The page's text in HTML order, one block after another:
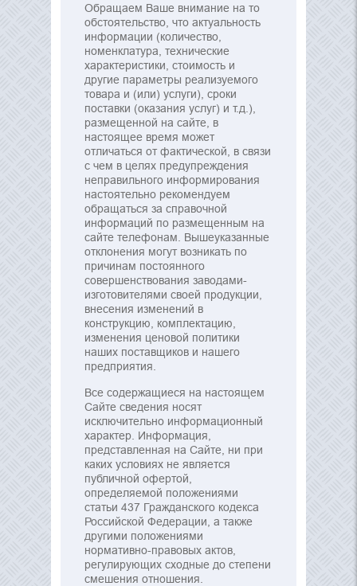
Обращаем Ваше внимание на то
обстоятельство, что актуальность
информации (количество,
номенклатура, технические
характеристики, стоимость и
другие параметры реализуемого
товара и (или) услуги), сроки
поставки (оказания услуг) и т.д.),
размещенной на сайте, в
настоящее время может
отличаться от фактической, в связи
с чем в целях предупреждения
неправильного информирования
настоятельно рекомендуем
обращаться за справочной
информаций по размещенным на
сайте телефонам. Вышеуказанные
отклонения могут возникать по
причинам постоянного
совершенствования заводами-
изготовителями своей продукции,
внесения изменений в
конструкцию, комплектацию,
изменения ценовой политики
наших поставщиков и нашего
предприятия.
Все содержащиеся на настоящем
Сайте сведения носят
исключительно информационный
характер. Информация,
представленная на Сайте, ни при
каких условиях не является
публичной офертой,
определяемой положениями
статьи 437 Гражданского кодекса
Российской Федерации, а также
другими положениями
нормативно-правовых актов,
регулирующих сходные до степени
смешения отношения.